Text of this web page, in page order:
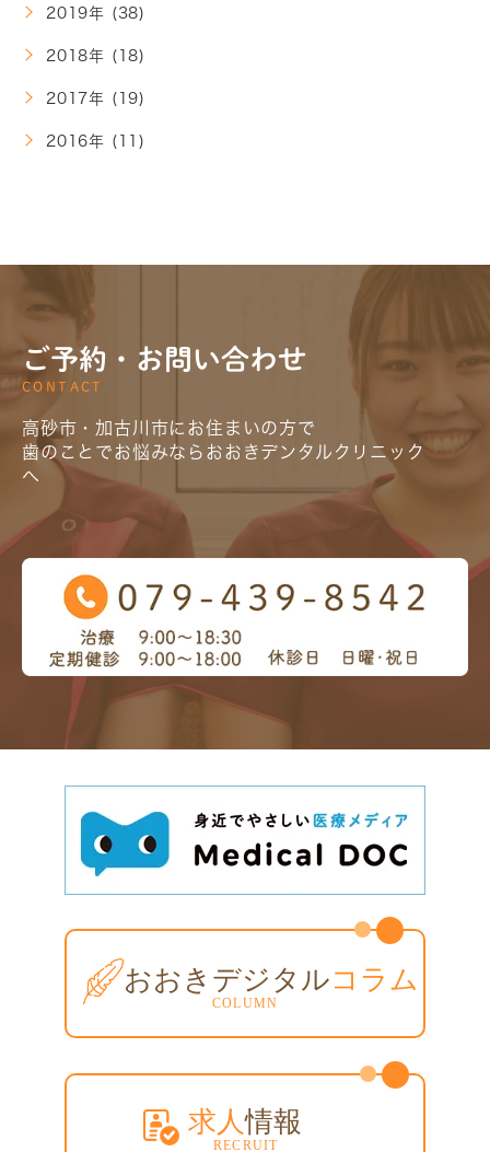
2019年 (38)
2018年 (18)
2017年 (19)
2016年 (11)
ご予約・お問い合わせ
CONTACT
高砂市・加古川市にお住まいの方で
歯のことでお悩みならおおきデンタルクリニック
へ